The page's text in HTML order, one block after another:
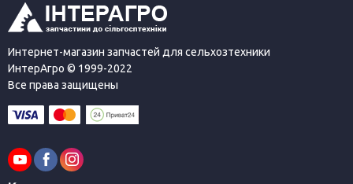
Интернет-магазин запчастей для сельхозтехники
ИнтерАгро © 1999-2022
Все права защищены